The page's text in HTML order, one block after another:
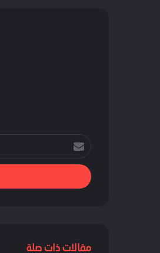
بريدك
الإلكتروني
مقالات ذات صلة